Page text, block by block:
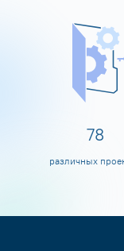
80
различных